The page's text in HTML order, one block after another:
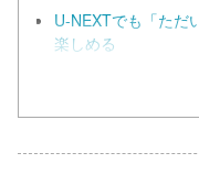
U-NEXTでも「ただ
楽しめる